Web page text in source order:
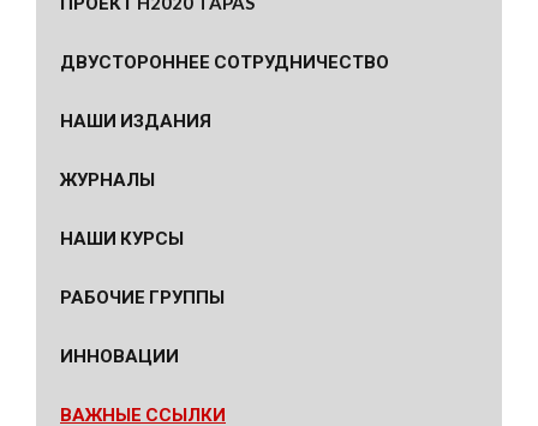
ДВУСТОРОННЕЕ СОТРУДНИЧЕСТВО
НАШИ ИЗДАНИЯ
ЖУРНАЛЫ
НАШИ КУРСЫ
РАБОЧИЕ ГРУППЫ
ИННОВАЦИИ
ВАЖНЫЕ ССЫЛКИ